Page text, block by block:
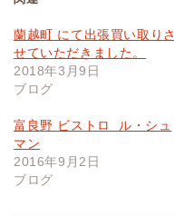
蘭越町 にて出張買い取りさ
せていただきました。
2018年3月9日
ブログ
富良野 ビストロ ル・シュ
マン
2016年9月2日
ブログ